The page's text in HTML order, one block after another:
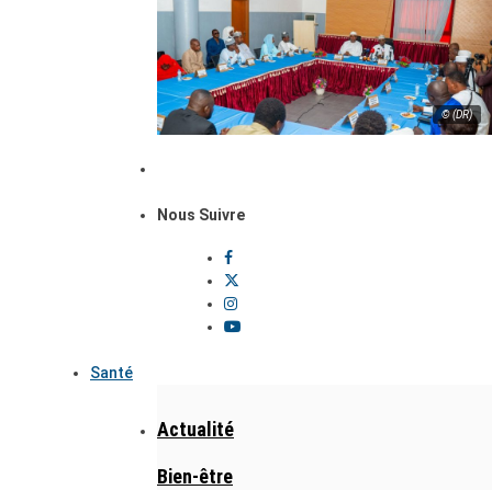
© (DR)
Nous Suivre
Santé
Actualité
Bien-être